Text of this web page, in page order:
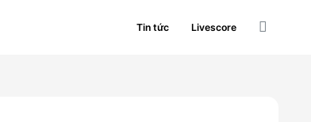
Tin tức Livescore